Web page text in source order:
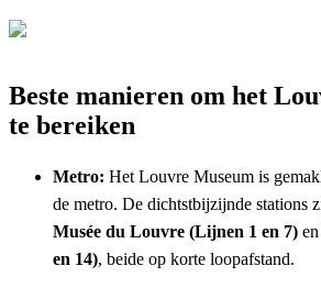
Beste manieren om het
te bereiken
Metro: Het Louvre Museum is
de metro. De dichtstbijzijnde stations
Musée du Louvre (Lijnen 1 en 7) en
en 14), beide op korte loopafstand.